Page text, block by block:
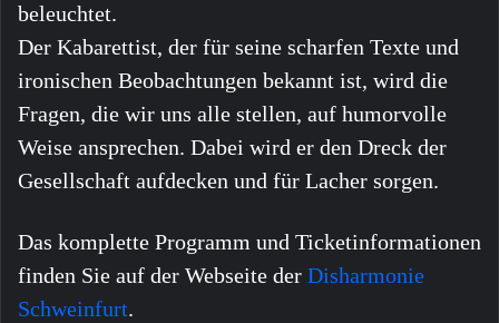
beleuchtet.
Der Kabarettist, der für seine scharfen Texte und
ironischen Beobachtungen bekannt ist, wird die
Fragen, die wir uns alle stellen, auf humorvolle
Weise ansprechen. Dabei wird er den Dreck der
Gesellschaft aufdecken und für Lacher sorgen.
Das komplette Programm und Ticketinformationen
finden Sie auf der Webseite der Disharmonie
Schweinfurt.